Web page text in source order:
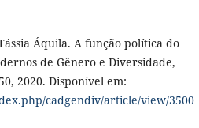
Áquila. A função política do
de Gênero e Diversidade,
2020. Disponível em:
cadgendiv/article/view/3500